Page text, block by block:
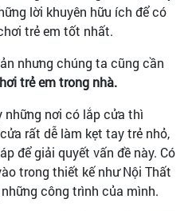
lời khuyên hữu ích để có
trẻ em tốt nhất.
nhưng chúng ta cũng cần
trẻ em trong nhà.
những nơi có lắp cửa thì
rất dễ làm kẹt tay trẻ nhỏ,
để giải quyết vấn đề này. Có
trong thiết kế như Nội Thất
công trình của mình.